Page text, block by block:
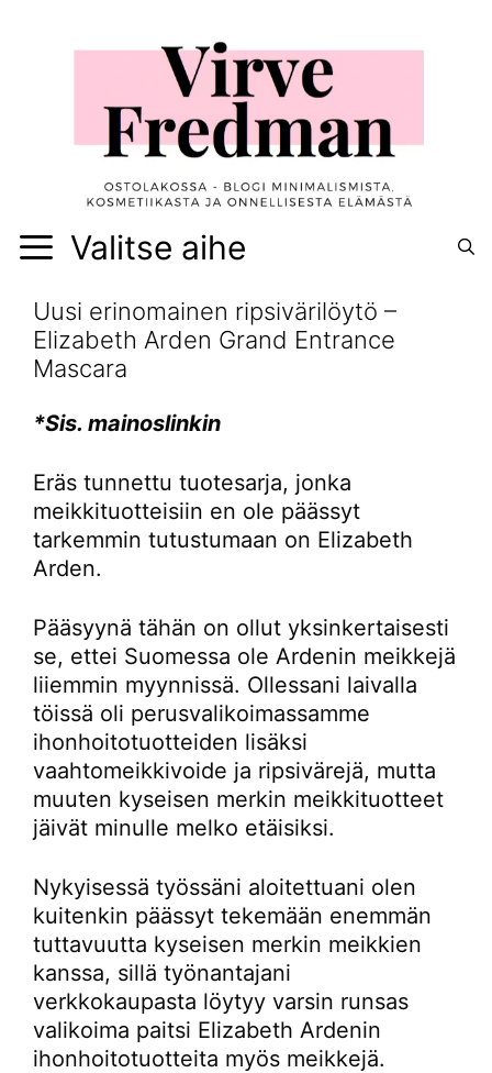
Valitse aihe
Uusi erinomainen ripsivärilöytö –
Elizabeth Arden Grand Entrance
Mascara
*Sis. mainoslinkin
Eräs tunnettu tuotesarja, jonka
meikkituotteisiin en ole päässyt
tarkemmin tutustumaan on Elizabeth
Arden.
Pääsyynä tähän on ollut yksinkertaisesti
se, ettei Suomessa ole Ardenin meikkejä
liiemmin myynnissä. Ollessani laivalla
töissä oli perusvalikoimassamme
ihonhoitotuotteiden lisäksi
vaahtomeikkivoide ja ripsivärejä, mutta
muuten kyseisen merkin meikkituotteet
jäivät minulle melko etäisiksi.
Nykyisessä työssäni aloitettuani olen
kuitenkin päässyt tekemään enemmän
tuttavuutta kyseisen merkin meikkien
kanssa, sillä työnantajani
verkkokaupasta löytyy varsin runsas
valikoima paitsi Elizabeth Ardenin
ihonhoitotuotteita myös meikkejä.